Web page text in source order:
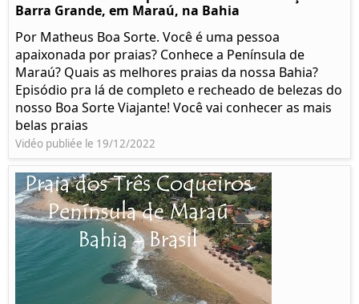
Barra Grande, em Maraú, na Bahia
Por Matheus Boa Sorte. Você é uma pessoa
apaixonada por praias? Conhece a Península de
Maraú? Quais as melhores praias da nossa Bahia?
Episódio pra lá de completo e recheado de belezas do
nosso Boa Sorte Viajante! Você vai conhecer as mais
belas praias
Vidéo publiée le 19/12/2022